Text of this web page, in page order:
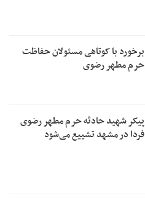
برخورد با کوتاهی مسئولان حفاظت
حرم مطهر رضوی
پیکر شهید حادثه حرم مطهر رضوی
فردا در مشهد تشییع می‌شود